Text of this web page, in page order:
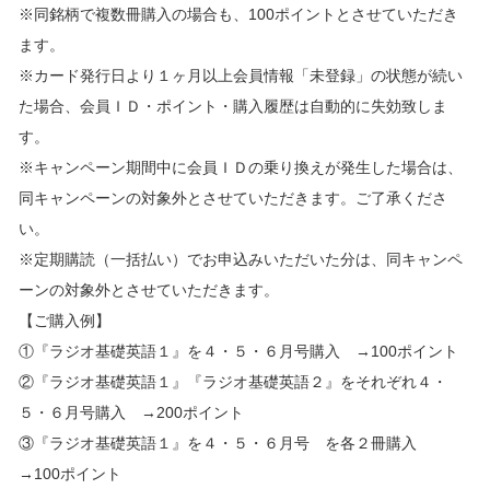
※同銘柄で複数冊購入の場合も、100ポイントとさせていただき
ます。
※カード発行日より１ヶ月以上会員情報「未登録」の状態が続い
た場合、会員ＩＤ・ポイント・購入履歴は自動的に失効致しま
す。
※キャンペーン期間中に会員ＩＤの乗り換えが発生した場合は、
同キャンペーンの対象外とさせていただきます。ご了承くださ
い。
※定期購読（一括払い）でお申込みいただいた分は、同キャンペ
ーンの対象外とさせていただきます。
【ご購入例】
①『ラジオ基礎英語１』を４・５・６月号購入 →100ポイント
②『ラジオ基礎英語１』『ラジオ基礎英語２』をそれぞれ４・
５・６月号購入 →200ポイント
③『ラジオ基礎英語１』を４・５・６月号 を各２冊購入
→100ポイント